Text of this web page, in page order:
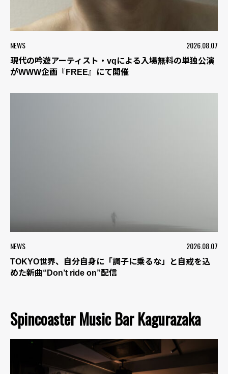
NEWS 2026.08.07
現代の吟遊アーティスト・vqによる入場無料の単独公演
がWWW企画『FREE』にて開催
NEWS 2026.08.07
TOKYO世界、自分自身に「調子に乗るな」と自戒を込
めた新曲“Don’t ride on”配信
Spincoaster Music Bar Kagurazaka